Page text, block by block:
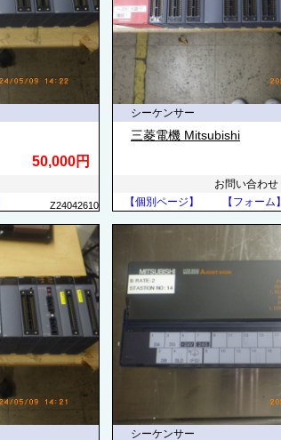
50,000円
Z24042610
シーケンサー
三菱電機 Mitsubishi
お問い合わせ
【個別ページ】
【フォーム】
シーケンサー